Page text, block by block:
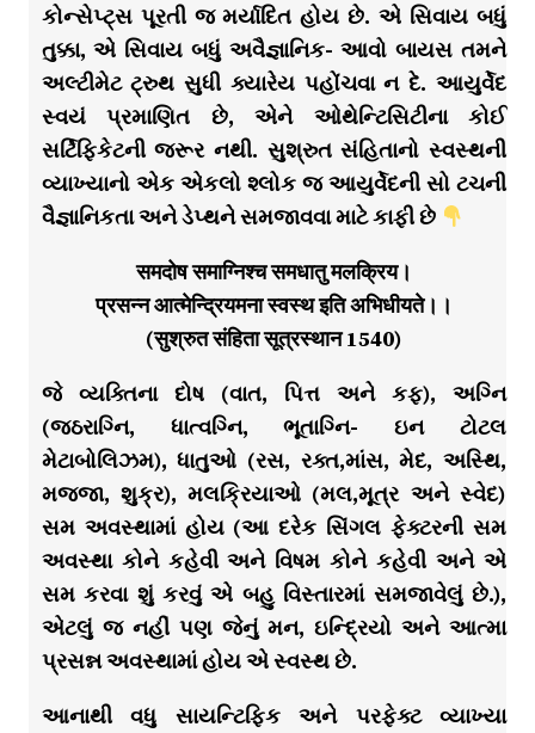
કોન્સેપ્ટ્સ પૂરતી જ મર્યાદિત હોય છે. એ સિવાય બધું
તુક્કા, એ સિવાય બધું અવૈજ્ઞાનિક- આવો બાયસ તમને
અલ્ટીમેટ ટ્રુથ સુધી ક્યારેય પહોંચવા ન દે. આયુર્વેદ
સ્વયં પ્રમાણિત છે, એને ઓથેન્ટિસિટીના કોઈ
સર્ટિફિકેટની જરૂર નથી. સુશ્રુત સંહિતાનો સ્વસ્થની
વ્યાખ્યાનો એક એકલો શ્લોક જ આયુર્વેદની સો ટચની
વૈજ્ઞાનિકતા અને ડેપ્થને સમજાવવા માટે કાફી છે
समदोष समाग्निश्च समधातु मलक्रिय।
प्रसन्न आत्मेन्द्रियमना स्वस्थ इति अभिधीयते।।
(सुश्रुत संहिता सूत्रस्थान 1540)
જે વ્યક્તિના દોષ (વાત, પિત્ત અને કફ), અગ્નિ
(જઠરાગ્નિ, ધાત્વગ્નિ, ભૂતાગ્નિ- ઇન ટોટલ
મેટાબોલિઝમ), ધાતુઓ (રસ, રક્ત,માંસ, મેદ, અસ્થિ,
મજ્જા, શુક્ર), મલક્રિયાઓ (મલ,મૂત્ર અને સ્વેદ)
સમ અવસ્થામાં હોય (આ દરેક સિંગલ ફેક્ટરની સમ
અવસ્થા કોને કહેવી અને વિષમ કોને કહેવી અને એ
સમ કરવા શું કરવું એ બહુ વિસ્તારમાં સમજાવેલું છે.),
એટલું જ નહીં પણ જેનું મન, ઇન્દ્રિયો અને આત્મા
પ્રસન્ન અવસ્થામાં હોય એ સ્વસ્થ છે.
આનાથી વધુ સાયન્ટિફિક અને પરફેક્ટ વ્યાખ્યા